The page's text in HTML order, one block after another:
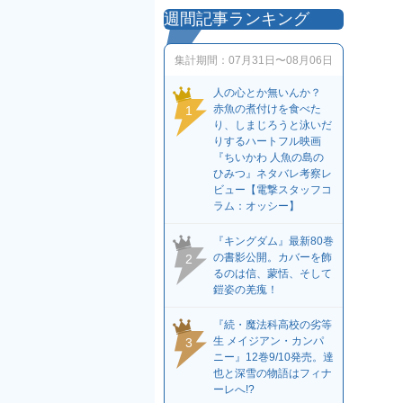
週間記事ランキング
集計期間： 07月31日〜08月06日
1
人の心とか無いんか？
赤魚の煮付けを食べた
り、しまじろうと泳いだ
りするハートフル映画
『ちいかわ 人魚の島の
ひみつ』ネタバレ考察レ
ビュー【電撃スタッフコ
ラム：オッシー】
2
『キングダム』最新80巻
の書影公開。カバーを飾
るのは信、蒙恬、そして
鎧姿の羌瘣！
3
『続・魔法科高校の劣等
生 メイジアン・カンパ
ニー』12巻9/10発売。達
也と深雪の物語はフィナ
ーレへ!?